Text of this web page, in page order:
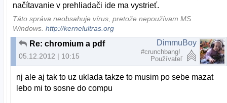
načítavanie v prehliadači ide ma vystrieť.
Táto správa neobsahuje vírus, pretože nepoužívam MS
Windows.http://kernelultras.org
Re: chromium a pdf
05.12.2012 | 10:15
DimmuBoy
#crunchbang!
Používateľ
nj ale aj tak to uz uklada takze to musim po sebe mazat
lebo mi to sosne do compu